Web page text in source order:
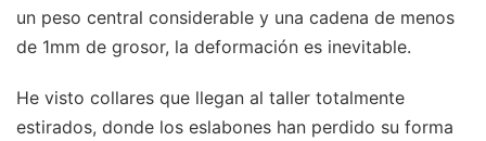
un peso central considerable y una cadena de menos
de 1mm de grosor, la deformación es inevitable.
He visto collares que llegan al taller totalmente
estirados, donde los eslabones han perdido su forma